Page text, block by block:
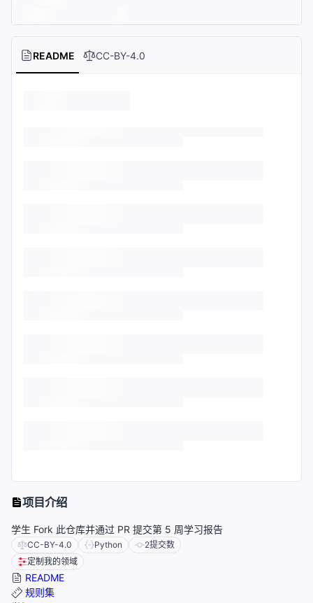
README CC-BY-4.0
项目介绍
学生 Fork 此仓库并通过 PR 提交第 5 周学习报告
CC-BY-4.0 Python 2提交数
定制我的领域
README
规则集